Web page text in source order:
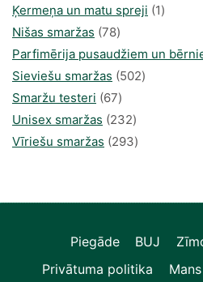
Ķermeņa un matu spreji 11
Nišas smaržas 7878
produkts
Parfimērija pusaudžiem un
Sieviešu smaržas 502502
Smaržu testeri 6767
produkts
Unisex smaržas 232232
produkts
Vīriešu smaržas 293293
Piegāde BUJ
Privātuma politika